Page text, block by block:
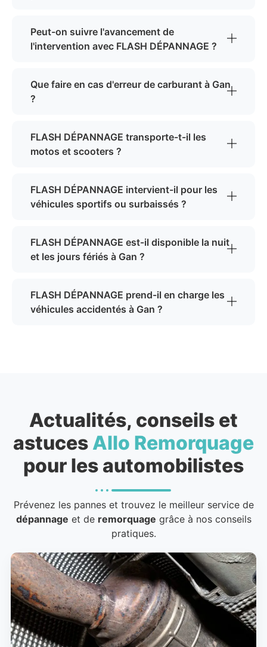
Peut-on suivre l'avancement de
l'intervention avec FLASH DÉPANNAGE ?
Que faire en cas d'erreur de carburant à Gan
?
FLASH DÉPANNAGE transporte-t-il les
motos et scooters ?
FLASH DÉPANNAGE intervient-il pour les
véhicules sportifs ou surbaissés ?
FLASH DÉPANNAGE est-il disponible la nuit
et les jours fériés à Gan ?
FLASH DÉPANNAGE prend-il en charge les
véhicules accidentés à Gan ?
Actualités, conseils et
astuces Allo Remorquage
pour les automobilistes
Prévenez les pannes et trouvez le meilleur service de
dépannage et de remorquage grâce à nos conseils
pratiques.